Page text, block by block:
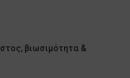
βιωσιμότητα &